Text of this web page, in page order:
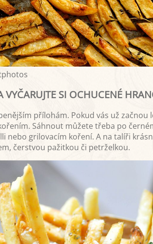
VYČARUJTE SI OCHUCENÉ
přílohám. Pokud vás už
Sáhnout můžete třeba po
nebo grilovacím koření. A na talíři
čerstvou pažitkou či petrželkou.